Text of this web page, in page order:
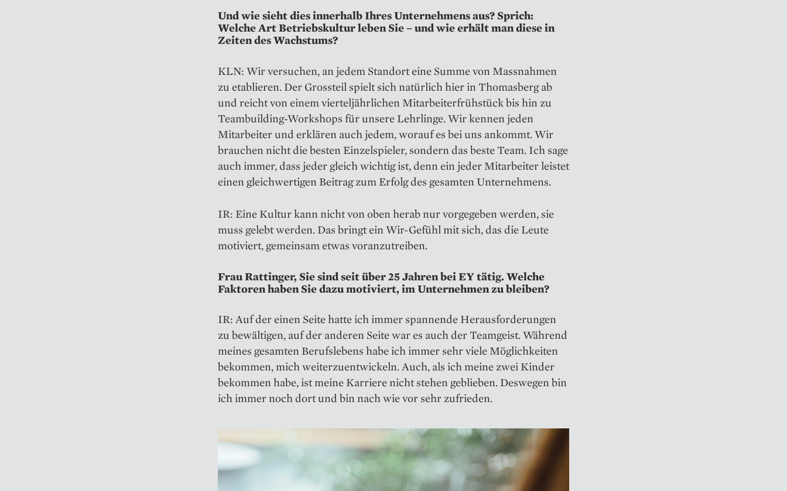
Und wie sieht dies innerhalb Ihres Unternehmens aus? Sprich:
Welche Art Betriebskultur leben Sie – und wie erhält man diese in
Zeiten des Wachstums?
KLN: Wir versuchen, an jedem Standort eine Summe von Massnahmen
zu etablieren. Der Grossteil spielt sich natürlich hier in Thomasberg ab
und reicht von einem vierteljährlichen Mitarbeiterfrühstück bis hin zu
Teambuilding-Workshops für unsere Lehrlinge. Wir kennen jeden
Mitarbeiter und erklären auch jedem, worauf es bei uns ankommt. Wir
brauchen nicht die besten Einzelspieler, sondern das beste Team. Ich sage
auch immer, dass jeder gleich wichtig ist, denn ein jeder Mitar­beiter leistet
einen gleichwertigen Beitrag zum Erfolg des gesamten Unternehmens.
IR: Eine Kultur kann nicht von oben herab nur vorgegeben werden, sie
muss gelebt werden. Das bringt ein Wir-Gefühl mit sich, das die Leute
motiviert, gemeinsam etwas voranzutreiben.
Frau Rattinger, Sie sind seit über 25 Jahren bei EY tätig. Welche
Faktoren haben Sie dazu motiviert, im Unternehmen zu bleiben?
IR: Auf der einen Seite hatte ich immer spannende Herausforderungen
zu bewältigen, auf der anderen Seite war es auch der Teamgeist. Während
meines gesamten Berufslebens habe ich immer sehr viele Möglichkeiten
bekommen, mich weiterzuentwickeln. Auch, als ich meine zwei Kinder
bekommen habe, ist meine Karriere nicht stehen geblieben. Deswegen bin
ich immer noch dort und bin nach wie vor sehr zufrieden.